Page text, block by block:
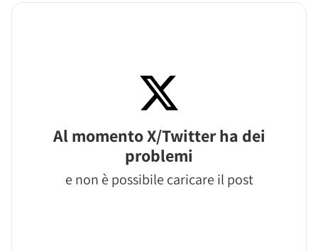
Al momento X/Twitter ha dei
problemi
e non è possibile caricare il post